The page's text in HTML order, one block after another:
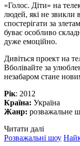
«Голос. Діти» на
людей, які не звикли
спостерігати за
буває особливо
дуже емоційно.
Дивіться проект на
Вболівайте за
незабаром стане
Рік: 2012
Країна: Україна
Жанр: розважальне
Читати далі
Розважальні шоу